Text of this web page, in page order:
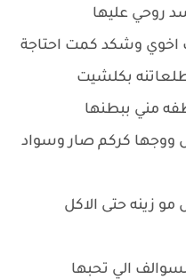
روحي عليها
وشكد كمت احتاجة
بكلشيت
مني ببطنها
كركم صار وسواد
زينه حتى الاكل
الي تحبها